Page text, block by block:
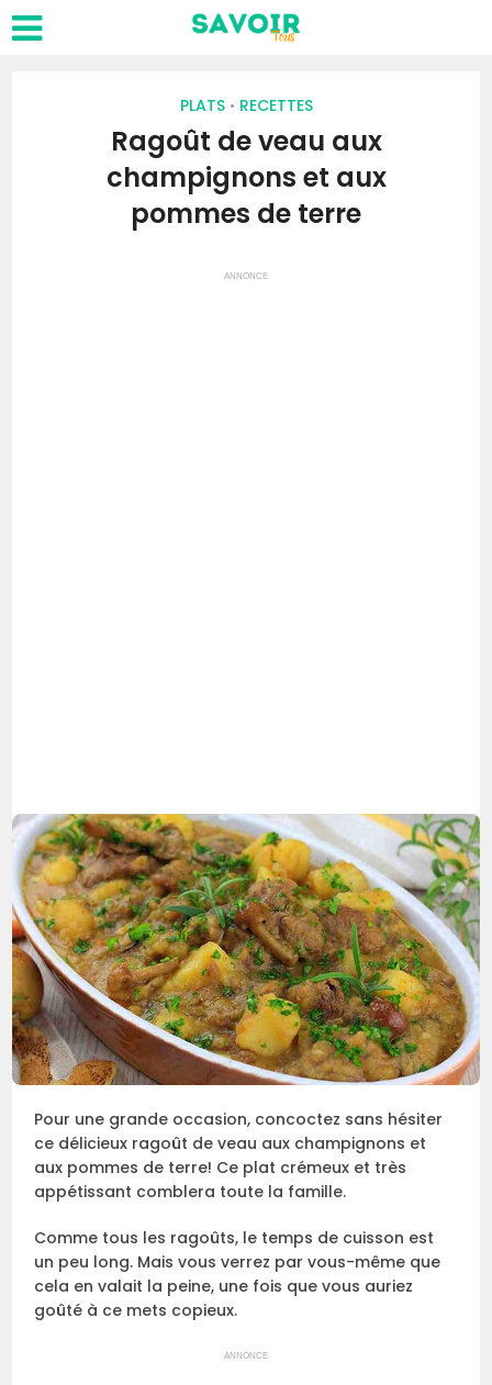
PLATS • RECETTES
Ragoût de veau aux
champignons et aux
pommes de terre
ANNONCE
Pour une grande occasion, concoctez sans hésiter
ce délicieux ragoût de veau aux champignons et
aux pommes de terre! Ce plat crémeux et très
appétissant comblera toute la famille.
Comme tous les ragoûts, le temps de cuisson est
un peu long. Mais vous verrez par vous-même que
cela en valait la peine, une fois que vous auriez
goûté à ce mets copieux.
ANNONCE